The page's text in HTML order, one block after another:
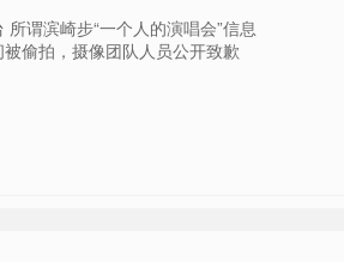
所谓滨崎步“一个人的演唱会”信息
偷拍，摄像团队人员公开致歉